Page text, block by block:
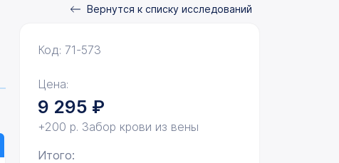
Вернутся к списку исследований
Код: 71-573
Цена:
9 295 ₽
+200 р. Забор крови из вены
Итого: